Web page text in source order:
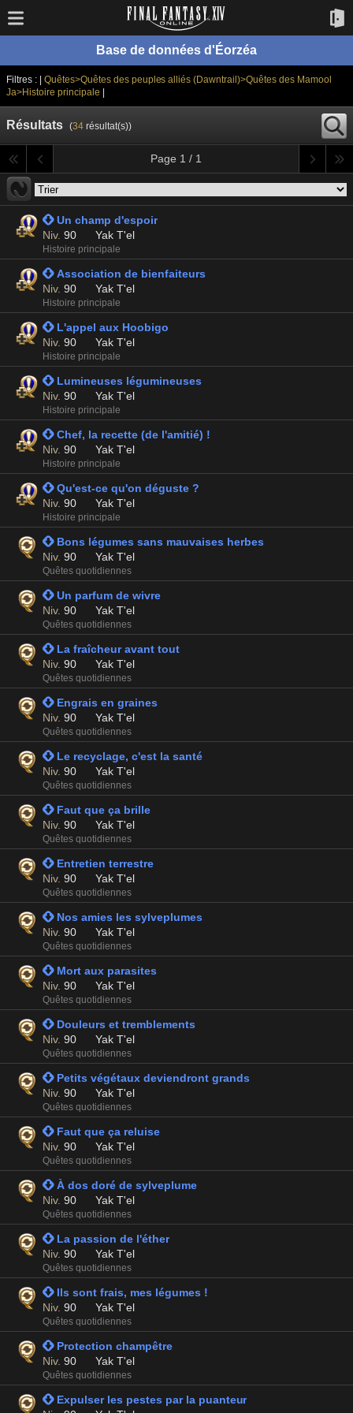
Base de données d'Éorzéa
Filtres : | Quêtes>Quêtes des peuples alliés (Dawntrail)>Quêtes des Mamool
Ja>Histoire principale
Résultats (34résultat(s))
Page 1 / 1
 Un champ d'espoir
Niv. 90 Yak T'el
Histoire principale
 Association de bienfaiteurs
Niv. 90 Yak T'el
Histoire principale
 L'appel aux Hoobigo
Niv. 90 Yak T'el
Histoire principale
 Lumineuses légumineuses
Niv. 90 Yak T'el
Histoire principale
 Chef, la recette (de l'amitié) !
Niv. 90 Yak T'el
Histoire principale
 Qu'est-ce qu'on déguste ?
Niv. 90 Yak T'el
Histoire principale
 Bons légumes sans mauvaises herbes
Niv. 90 Yak T'el
Quêtes quotidiennes
 Un parfum de wivre
Niv. 90 Yak T'el
Quêtes quotidiennes
 La fraîcheur avant tout
Niv. 90 Yak T'el
Quêtes quotidiennes
 Engrais en graines
Niv. 90 Yak T'el
Quêtes quotidiennes
 Le recyclage, c'est la santé
Niv. 90 Yak T'el
Quêtes quotidiennes
 Faut que ça brille
Niv. 90 Yak T'el
Quêtes quotidiennes
 Entretien terrestre
Niv. 90 Yak T'el
Quêtes quotidiennes
 Nos amies les sylveplumes
Niv. 90 Yak T'el
Quêtes quotidiennes
 Mort aux parasites
Niv. 90 Yak T'el
Quêtes quotidiennes
 Douleurs et tremblements
Niv. 90 Yak T'el
Quêtes quotidiennes
 Petits végétaux deviendront grands
Niv. 90 Yak T'el
Quêtes quotidiennes
 Faut que ça reluise
Niv. 90 Yak T'el
Quêtes quotidiennes
 À dos doré de sylveplume
Niv. 90 Yak T'el
Quêtes quotidiennes
 La passion de l'éther
Niv. 90 Yak T'el
Quêtes quotidiennes
 Ils sont frais, mes légumes !
Niv. 90 Yak T'el
Quêtes quotidiennes
 Protection champêtre
Niv. 90 Yak T'el
Quêtes quotidiennes
 Expulser les pestes par la puanteur